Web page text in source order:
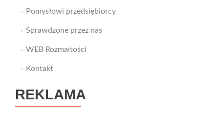
Pomysłowi przedsiębiorcy
Sprawdzone przez nas
WEB Rozmaitości
Kontakt
REKLAMA